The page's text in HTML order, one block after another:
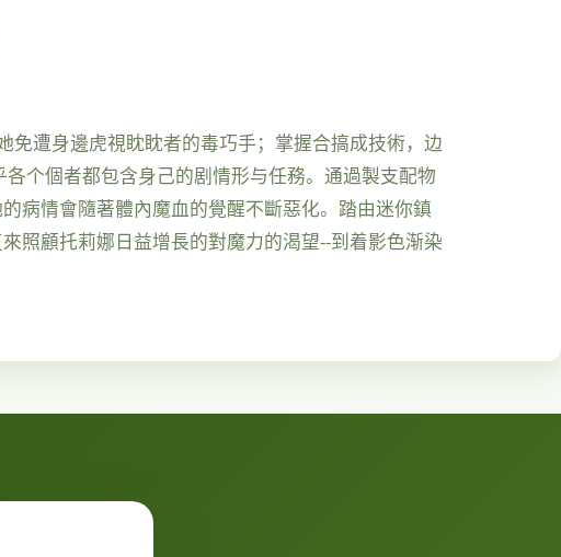
遭身邊虎視眈眈者的毒巧手；掌握合搞成技術，边
个個者都包含身己的剧情形与任務。通過製支配物
病情會隨著體內魔血的覺醒不斷惡化。踏由迷你鎮
照顧托莉娜日益增長的對魔力的渴望--到着影色渐染